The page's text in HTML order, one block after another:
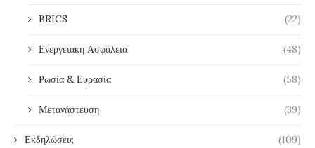
BRICS (22)
Ενεργειακή Ασφάλεια (48)
Ρωσία & Ευρασία (58)
Μετανάστευση (39)
Εκδηλώσεις (109)